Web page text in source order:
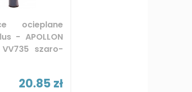
ocieplane
- APOLLON
VV735 szaro-
20.85 zł